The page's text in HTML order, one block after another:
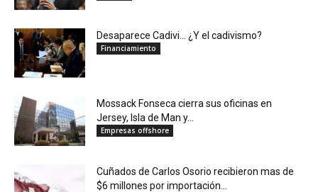
Desaparece Cadivi… ¿Y el cadivismo?
Financiamiento
Mossack Fonseca cierra sus oficinas en
Jersey, Isla de Man y...
Empresas offshore
Cuñados de Carlos Osorio recibieron mas de
$6 millones por importación...